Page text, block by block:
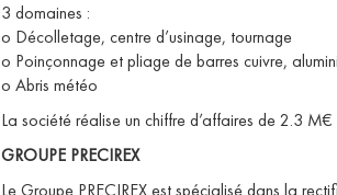
3 domaines :
o Décolletage, centre d’usinage, tournage
o Poinçonnage et pliage de barres cuivre,
o Abris météo
La société réalise un chiffre d’affaires de 2.3
GROUPE PRECIREX
Le Groupe PRECIREX est spécialisé dans la